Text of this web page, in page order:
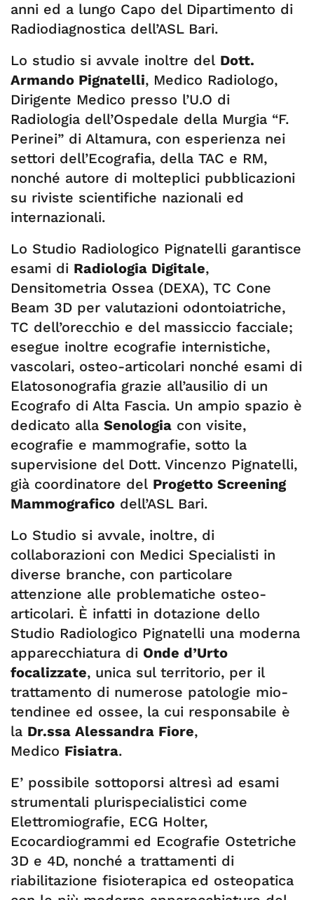
anni ed a lungo Capo del Dipartimento di
Radiodiagnostica dell’ASL Bari.
Lo studio si avvale inoltre del Dott.
Armando Pignatelli, Medico Radiologo,
Dirigente Medico presso l’U.O di
Radiologia dell’Ospedale della Murgia “F.
Perinei” di Altamura, con esperienza nei
settori dell’Ecografia, della TAC e RM,
nonché autore di molteplici pubblicazioni
su riviste scientifiche nazionali ed
internazionali.
Lo Studio Radiologico Pignatelli garantisce
esami di Radiologia Digitale,
Densitometria Ossea (DEXA), TC Cone
Beam 3D per valutazioni odontoiatriche,
TC dell’orecchio e del massiccio facciale;
esegue inoltre ecografie internistiche,
vascolari, osteo-articolari nonché esami di
Elatosonografia grazie all’ausilio di un
Ecografo di Alta Fascia. Un ampio spazio è
dedicato alla Senologia con visite,
ecografie e mammografie, sotto la
supervisione del Dott. Vincenzo Pignatelli,
già coordinatore del Progetto Screening
Mammografico dell’ASL Bari.
Lo Studio si avvale, inoltre, di
collaborazioni con Medici Specialisti in
diverse branche, con particolare
attenzione alle problematiche osteo-
articolari. È infatti in dotazione dello
Studio Radiologico Pignatelli una moderna
apparecchiatura di Onde d’Urto
focalizzate, unica sul territorio, per il
trattamento di numerose patologie mio-
tendinee ed ossee, la cui responsabile è
la Dr.ssa Alessandra Fiore,
Medico Fisiatra.
E’ possibile sottoporsi altresì ad esami
strumentali plurispecialistici come
Elettromiografie, ECG Holter,
Ecocardiogrammi ed Ecografie Ostetriche
3D e 4D, nonché a trattamenti di
riabilitazione fisioterapica ed osteopatica